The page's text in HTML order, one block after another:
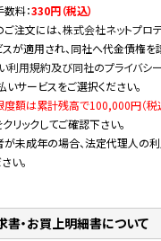
料：330円（税込）
注文には、株式会社ネットプロ
スが適用され、同社へ代金債権を
利用規約及び同社のプライバシ
いサービスをご選択ください。
額は累計残高で100,000円（税込
リックしてご確認下さい。
が未成年の場合、法定代理人の
い。
書・お買上明細書について